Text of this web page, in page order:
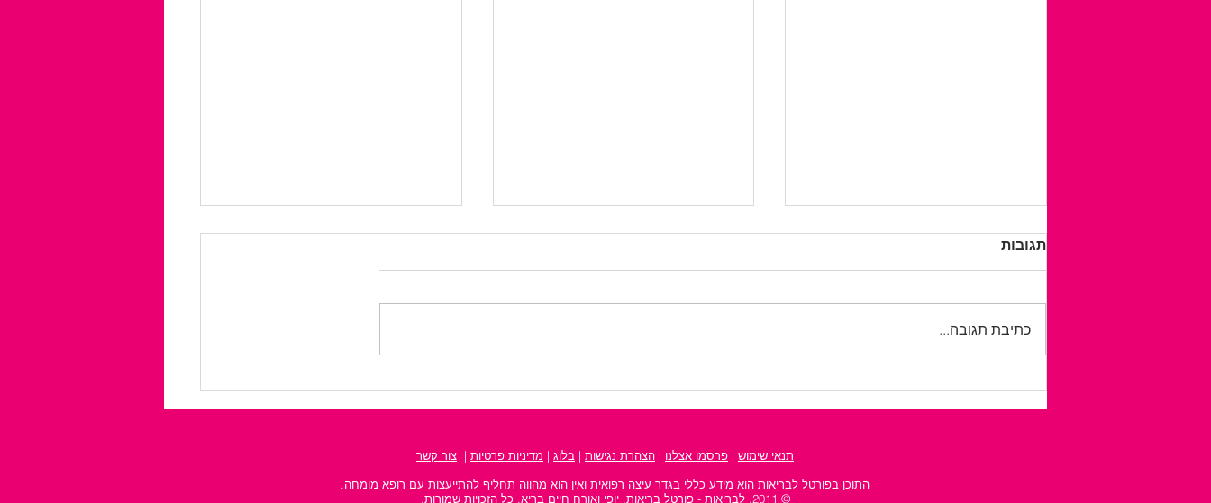
מתכננים חופשה נגישה
את המקום המושלם לכל
מעבר לבוטוקס
תגובות
כתיבת תגובה...
תנאי שימוש | פרסמו אצלנו | ‫ הצהרת נגישות ‬ | בלוג | מדיניות פרטיות | צור קשר
התוכן בפורטל לבריאות הוא מידע כללי בגדר עיצה רפואית ואין הוא מהווה תחליף להתייעצות עם רופא מומחה.
© 2011, לבריאות - פורטל בריאות, יופי ואורח חיים בריא. כל הזכויות שמורות.